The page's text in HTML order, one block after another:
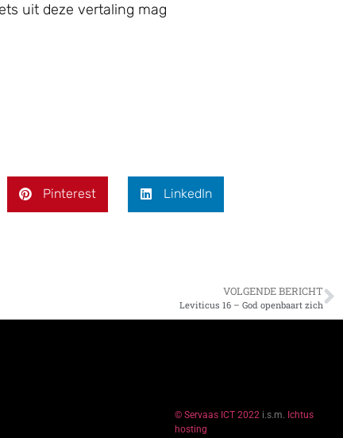
uit deze vertaling mag
Pinterest LinkedIn
VOLGENDE BERICHT
Leviticus 16 – God openbaart zich
© Servaas ICT 2022i.s.m. Ichtus
hosting